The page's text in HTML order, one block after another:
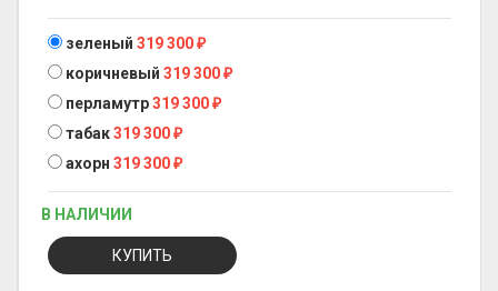
зеленый 319 300₽
коричневый 319 300₽
перламутр319 300₽
табак319 300₽
ахорн 319 300₽
В НАЛИЧИИ
КУПИТЬ